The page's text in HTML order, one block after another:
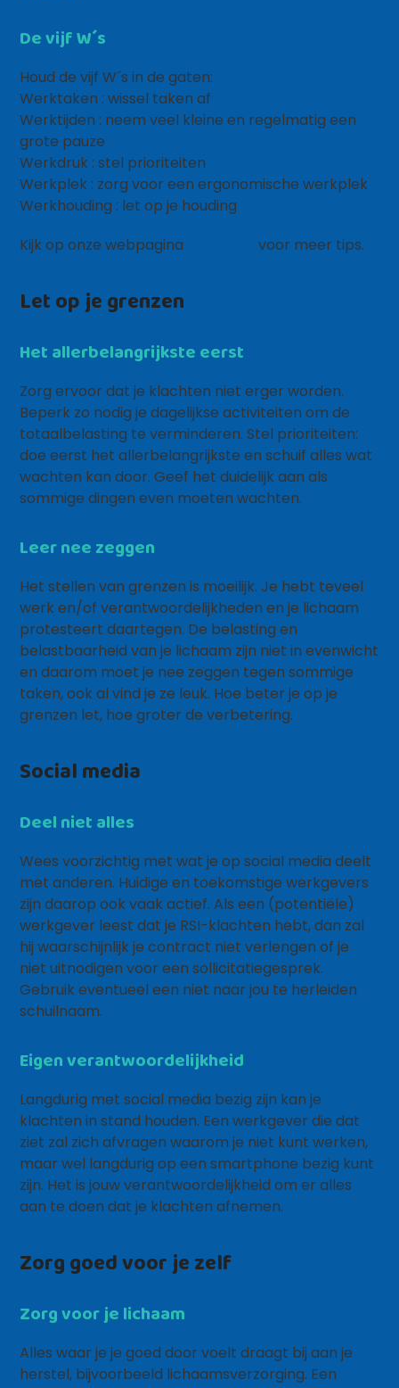
De vijf W´s
Houd de vijf W´s in de gaten:
Werktaken : wissel taken af
Werktijden : neem veel kleine en regelmatig een
grote pauze
Werkdruk : stel prioriteiten
Werkplek : zorg voor een ergonomische werkplek
Werkhouding : let op je houding
Kijk op onze webpagina
voor meer tips.
Let op je grenzen
Het allerbelangrijkste eerst
Zorg ervoor dat je klachten niet erger worden.
Beperk zo nodig je dagelijkse activiteiten om de
totaalbelasting te verminderen. Stel prioriteiten:
doe eerst het allerbelangrijkste en schuif alles wat
wachten kan door. Geef het duidelijk aan als
sommige dingen even moeten wachten.
Leer nee zeggen
Het stellen van grenzen is moeilijk. Je hebt teveel
werk en/of verantwoordelijkheden en je lichaam
protesteert daartegen. De belasting en
belastbaarheid van je lichaam zijn niet in evenwicht
en daarom moet je nee zeggen tegen sommige
taken, ook al vind je ze leuk. Hoe beter je op je
grenzen let, hoe groter de verbetering.
Social media
Deel niet alles
Wees voorzichtig met wat je op social media deelt
met anderen. Huidige en toekomstige werkgevers
zijn daarop ook vaak actief. Als een (potentiële)
werkgever leest dat je RSI-klachten hebt, dan zal
hij waarschijnlijk je contract niet verlengen of je
niet uitnodigen voor een sollicitatiegesprek.
Gebruik eventueel een niet naar jou te herleiden
schuilnaam.
Eigen verantwoordelijkheid
Langdurig met social media bezig zijn kan je
klachten in stand houden. Een werkgever die dat
ziet zal zich afvragen waarom je niet kunt werken,
maar wel langdurig op een smartphone bezig kunt
zijn. Het is jouw verantwoordelijkheid om er alles
aan te doen dat je klachten afnemen.
Zorg goed voor je zelf
Zorg voor je lichaam
Alles waar je je goed door voelt draagt bij aan je
herstel, bijvoorbeeld lichaamsverzorging. Een